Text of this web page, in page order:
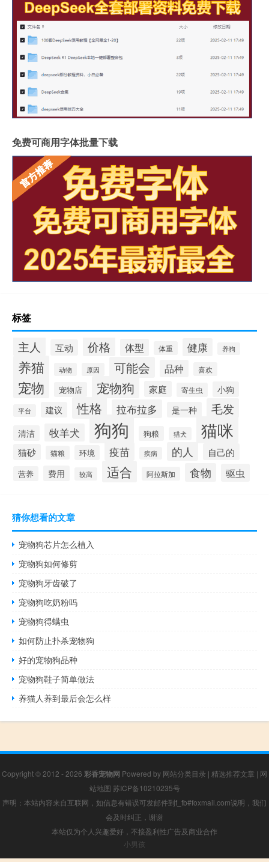
免费可商用字体批量下载
标签
主人 互动 价格 体型 体重 健康 养狗
养猫 动物 原因 可能会 品种 喜欢
宠物 宠物店 宠物狗 家庭 寄生虫 小狗
平台 建议 性格 拉布拉多 是一种 毛发
清洁 牧羊犬 狗狗 狗粮 猎犬 猫咪
猫砂 猫粮 环境 疫苗 疾病 的人 自己的
营养 费用 较高 适合 阿拉斯加 食物 驱虫
猜你想看的文章
宠物狗芯片怎么植入
宠物狗如何修剪
宠物狗牙齿破了
宠物狗吃奶粉吗
宠物狗得螨虫
如何防止扑杀宠物狗
好的宠物狗品种
宠物狗鞋子简单做法
养猫人养到最后会怎么样
Copyright © 2012 - 2026 彩香宠物网 Powered by 网站分类目录 | 精选推荐文章 | 网
站地图 苏ICP备10210235号
声明：本站内容来自互联网，如信息有错误可发邮件到f_fb#foxmail.com说明，我们
会及时纠正，谢谢
本站仅为个人兴趣爱好，不接盈利性广告及商业合作
小男孩